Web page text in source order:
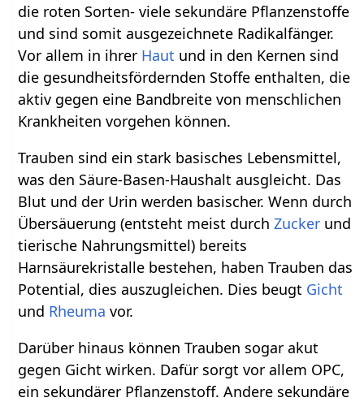
die roten Sorten- viele sekundäre Pflanzenstoffe
und sind somit ausgezeichnete Radikalfänger.
Vor allem in ihrer Haut und in den Kernen sind
die gesundheitsfördernden Stoffe enthalten, die
aktiv gegen eine Bandbreite von menschlichen
Krankheiten vorgehen können.
Trauben sind ein stark basisches Lebensmittel,
was den Säure-Basen-Haushalt ausgleicht. Das
Blut und der Urin werden basischer. Wenn durch
Übersäuerung (entsteht meist durchZucker und
tierische Nahrungsmittel) bereits
Harnsäurekristalle bestehen, haben Trauben das
Potential, dies auszugleichen. Dies beugt Gicht
und Rheuma vor.
Darüber hinaus können Trauben sogar akut
gegen Gicht wirken. Dafür sorgt vor allem OPC,
ein sekundärer Pflanzenstoff. Andere sekundäre